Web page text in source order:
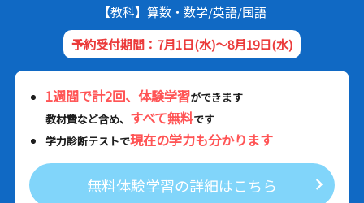
【教科】算数・数学/英語/国語
予約受付期間：7月1日(水)～8月19日(水)
1週間で計2回、体験学習ができます
教材費など含め、 すべて無料です
学力診断テストで現在の学力も分かります
無料体験学習の詳細はこちら